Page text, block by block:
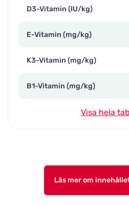
D3-Vitamin (IU/kg)
E-Vitamin (mg/kg)
K3-Vitamin (mg/kg)
B1-Vitamin (mg/kg)
Visa hela
Läs mer om